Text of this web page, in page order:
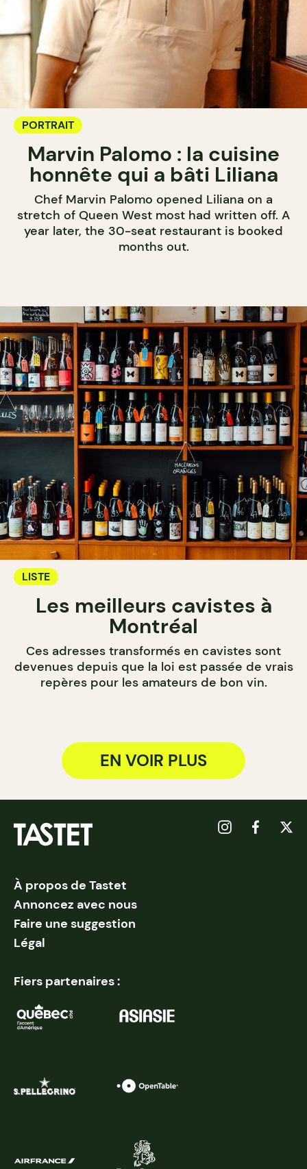
PORTRAIT
Marvin Palomo : la cuisine
honnête qui a bâti Liliana
Chef Marvin Palomo opened Liliana on a
stretch of Queen West most had written off. A
year later, the 30-seat restaurant is booked
months out.
LISTE
Les meilleurs cavistes à
Montréal
Ces adresses transformés en cavistes sont
devenues depuis que la loi est passée de vrais
repères pour les amateurs de bon vin.
EN VOIR PLUS
À propos de Tastet
Annoncez avec nous
Faire une suggestion
Légal
Fiers partenaires :